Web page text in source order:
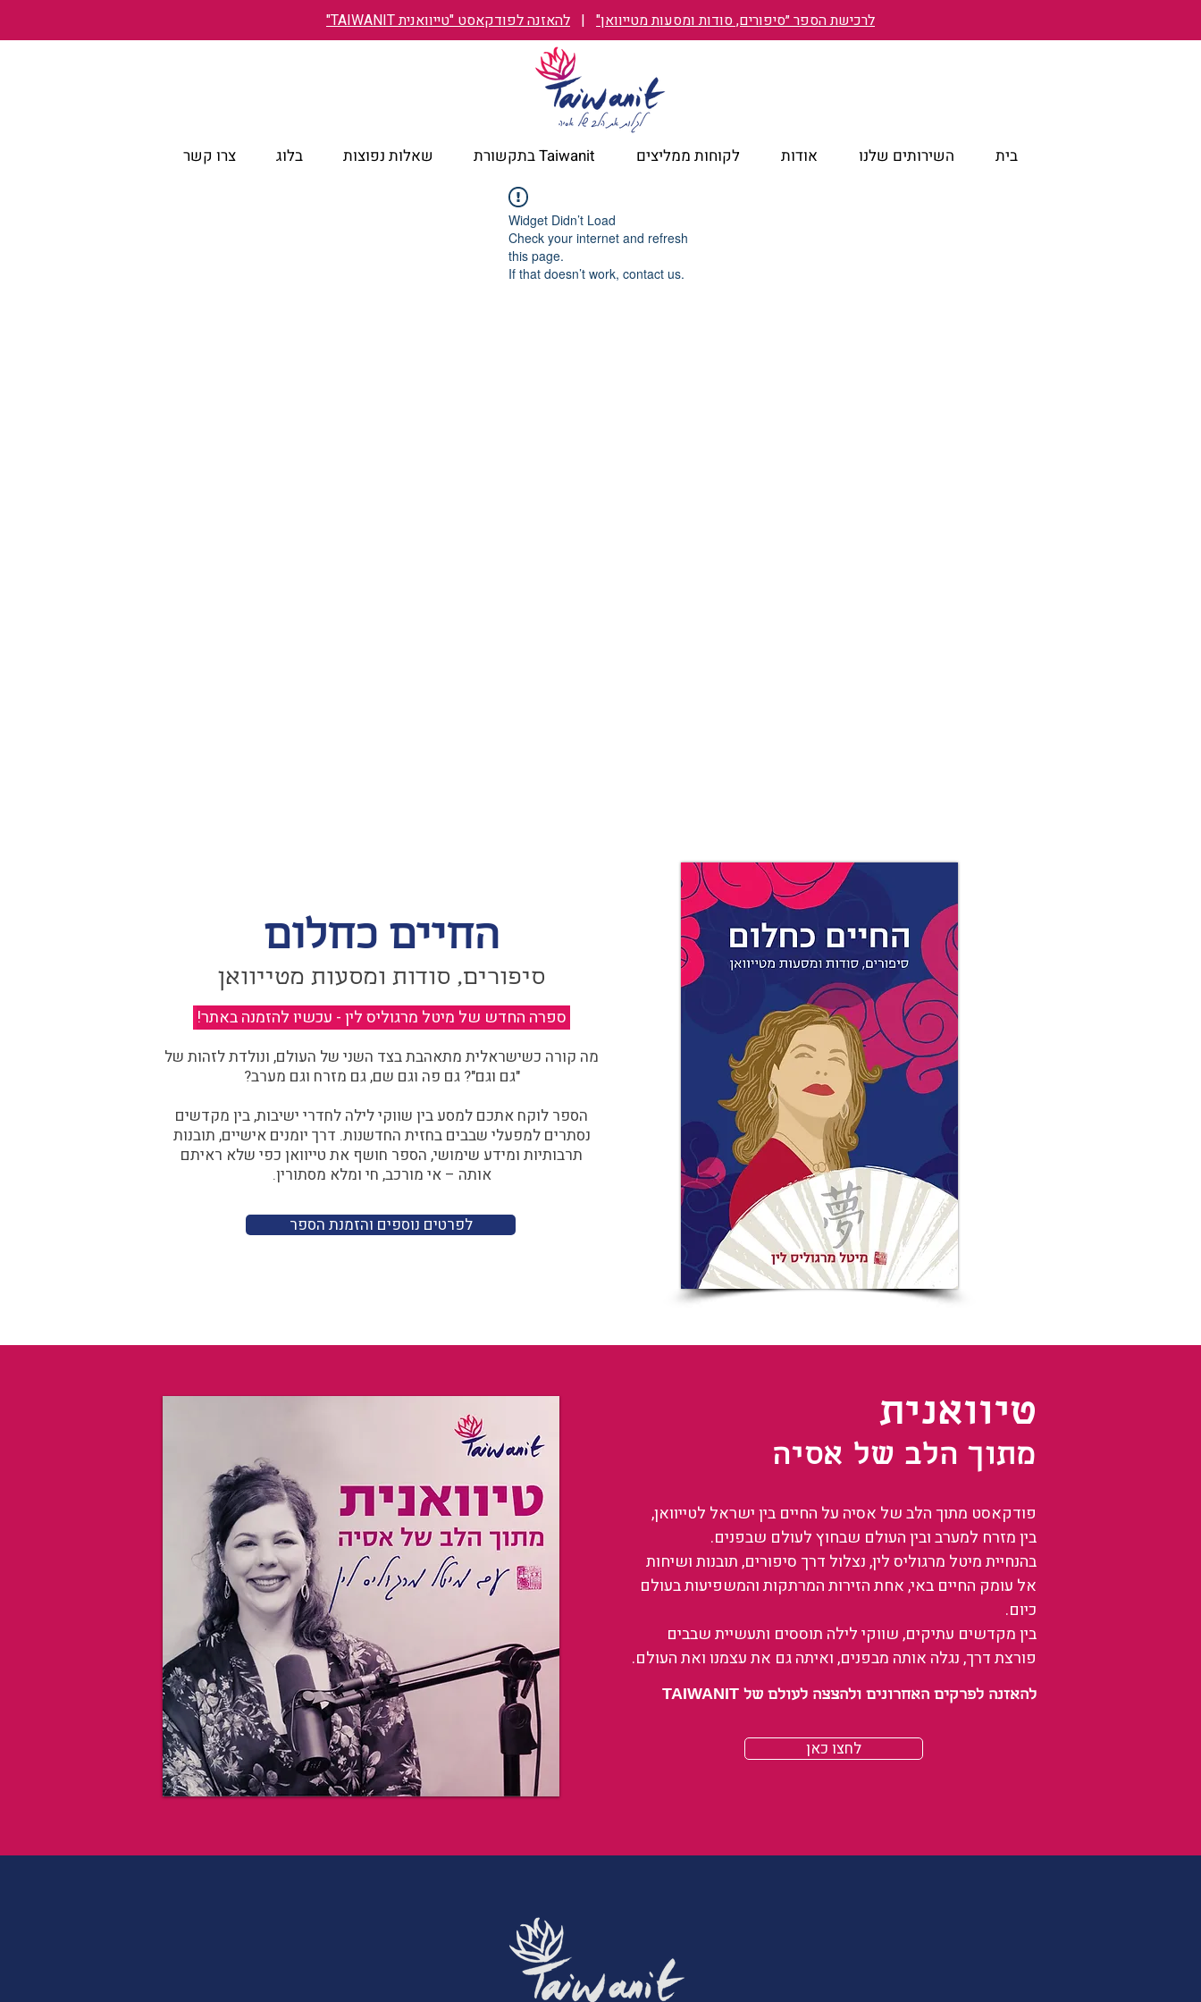
לרכישת הספר ״סיפורים, סודות ומסעות מטייוואן" | להאזנה לפודקאסט "טייוואנית TAIWANIT"
בית השירותים שלנו אודות לקוחות ממליצים Taiwanit בתקשורת שאלות נפוצות בלוג צרו קשר
Widget Didn’t Load
Check your internet and refresh
this page.
If that doesn’t work, contact us.
החיים כחלום
סיפורים, סודות ומסעות מטייוואן
ספרה החדש של מיטל מרגוליס לין - עכשיו להזמנה באתר!
מה קורה כשישראלית מתאהבת בצד השני של העולם, ונולדת לזהות של
"גם וגם"? גם פה וגם שם, גם מזרח וגם מערב?​​
הספר לוקח אתכם למסע בין שווקי לילה לחדרי ישיבות, בין מקדשים
נסתרים למפעלי שבבים בחזית החדשנות. דרך יומנים אישיים, תובנות
תרבותיות ומידע שימושי, הספר חושף את טייוואן כפי שלא ראיתם
אותה – אי מורכב, חי ומלא מסתורין.
לפרטים נוספים והזמנת הספר
טיוואנית
מתוך הלב של אסיה
פודקאסט מתוך הלב של אסיה על החיים בין ישראל לטייוואן,
בין מזרח למערב ובין העולם שבחוץ לעולם שבפנים.
בהנחיית מיטל מרגוליס לין, נצלול דרך סיפורים, תובנות ושיחות
אל עומק החיים באי, אחת הזירות המרתקות והמשפיעות בעולם
כיום.
בין מקדשים עתיקים, שווקי לילה תוססים ותעשיית שבבים
פורצת דרך, נגלה אותה מבפנים, ואיתה גם את עצמנו ואת העולם.
להאזנה לפרקים האחרונים ולהצצה לעולם של TAIWANIT
לחצו כאן